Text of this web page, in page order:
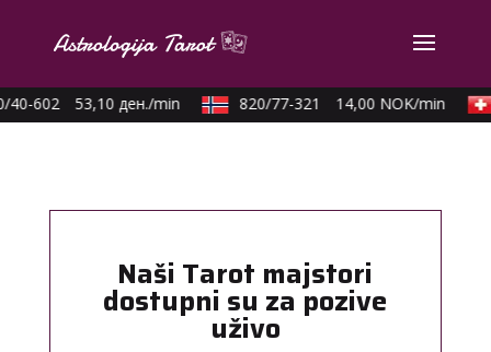
40-602 53,10 ден./min 820/77-321 14,00 NOK/min
Naši Tarot majstori
dostupni su za pozive
uživo